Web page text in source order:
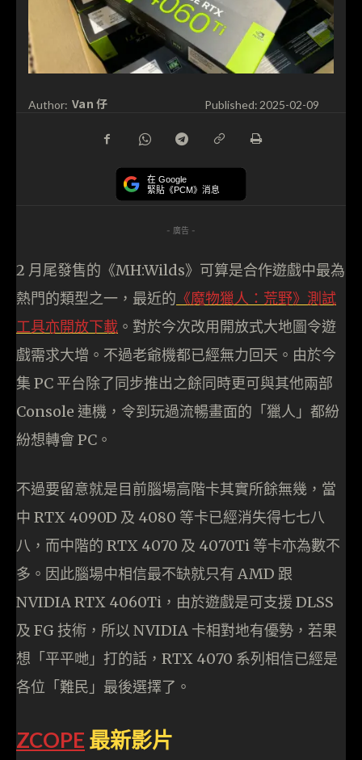
Author: Van 仔 Published: 2025-02-09
在 Google
緊貼《PCM》消息
- 廣告 -
2 月尾發售的《MH:Wilds》可算是合作遊戲中最為
熱門的類型之一，最近的 《魔物獵人：荒野》測試
工具亦開放下載 。對於今次改用開放式大地圖令遊
戲需求大增。不過老爺機都已經無力回天。由於今
集 PC 平台除了同步推出之餘同時更可與其他兩部
Console 連機，令到玩過流暢畫面的「獵人」都紛
紛想轉會 PC。
不過要留意就是目前腦場高階卡其實所餘無幾，當
中 RTX 4090D 及 4080 等卡已經消失得七七八
八，而中階的 RTX 4070 及 4070Ti 等卡亦為數不
多。因此腦場中相信最不缺就只有 AMD 跟
NVIDIA RTX 4060Ti，由於遊戲是可支援 DLSS
及 FG 技術，所以 NVIDIA 卡相對地有優勢，若果
想「平平哋」打的話，RTX 4070 系列相信已經是
各位「難民」最後選擇了。
ZCOPE 最新影片